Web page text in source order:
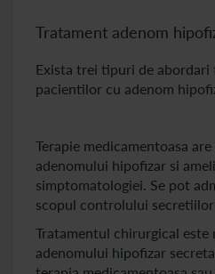
Tratament adenom
Exista trei tipuri de abordari
pacientilor cu adenom
Terapie medicamentoasa
adenomului hipofizar si
simptomatologiei. Se pot
scopul controlului secretiilor
Tratamentul chirurgical este
adenomului hipofizar